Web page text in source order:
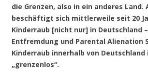
die Grenzen, also in ein anderes Land.
beschäftigt sich mittlerweile seit 20
Kinderraub [nicht nur] in Deutschland
Entfremdung und Parental Alienation
Kinderraub innerhalb von Deutschland
„grenzenlos“.